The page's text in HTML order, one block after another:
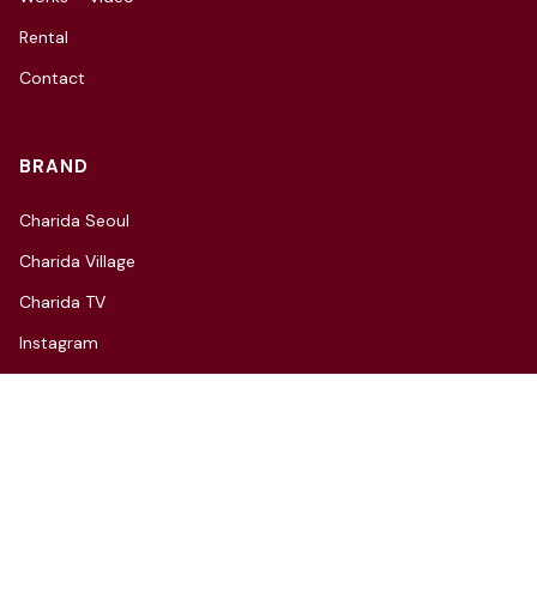
Rental
Contact
BRAND
Charida Seoul
Charida Village
Charida TV
Instagram